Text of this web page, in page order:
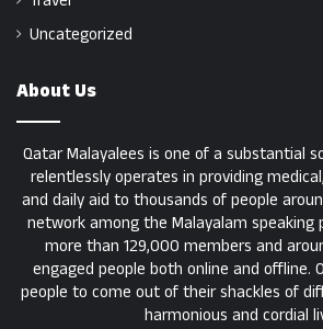
Uncategorized
About Us
Qatar Malayalees is one of a substantial
relentlessly operates in providing
and daily aid to thousands of people
network among the Malayalam speaking
more than 129,000 members and
engaged people both online and offline.
people to come out of their shackles of
harmonious and cordial